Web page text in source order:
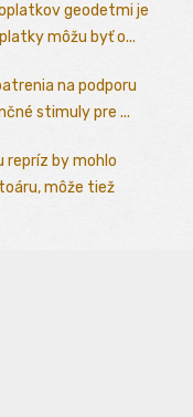
geodetmi je
môžu byť o...
na podporu
stimuly pre ...
repríz by mohlo
môže tiež